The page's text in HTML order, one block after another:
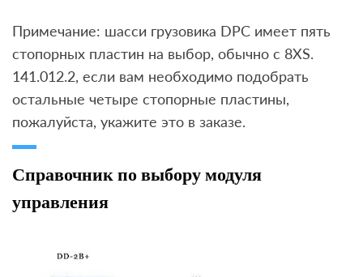
Примечание: шасси грузовика DPC имеет пять
стопорных пластин на выбор, обычно с 8XS.
141.012.2, если вам необходимо подобрать
остальные четыре стопорные пластины,
пожалуйста, укажите это в заказе.
Справочник по выбору модуля
управления